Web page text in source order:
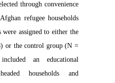
through convenience
refugee households
were assigned to either the
or the control group (N =
an educational
households and